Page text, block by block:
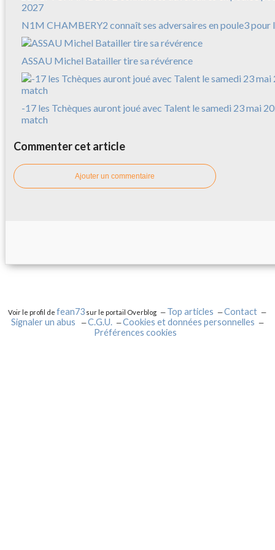
N1M CHAMBERY2 connaît ses adversaires en poule3 pour
ASSAU Michel Batailler tire sa révérence
-17 les Tchèques auront joué avec Talent le samedi 23 mai
match
Commenter cet article
Ajouter un commentaire
Voir le profil defean73 sur le portail Overblog Top articles
Contact
Signaler un abus
C.G.U.
Cookies et données personnelles
Préférences cookies